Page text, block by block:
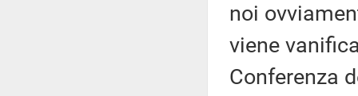
noi
viene
Conferenza